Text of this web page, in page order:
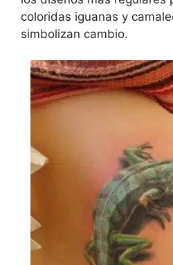
coloridas iguanas y
simbolizan cambio.